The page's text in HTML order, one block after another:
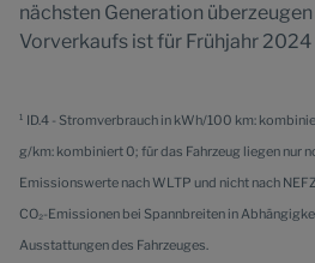
nächsten Generation
Vorverkaufs ist für Frühjahr
¹ ID.4 - Stromverbrauch in kWh/100 km:
g/km: kombiniert 0; für das Fahrzeug liegen nur
Emissionswerte nach WLTP und nicht nach
CO₂-Emissionen bei Spannbreiten in
Ausstattungen des Fahrzeuges.